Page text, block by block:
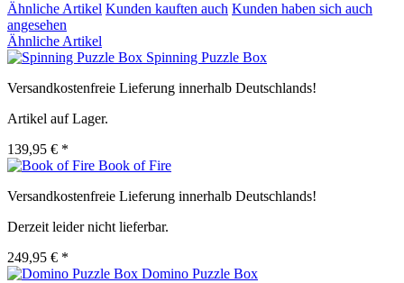
Ähnliche Artikel Kunden kauften auch Kunden haben sich auch
angesehen
Ähnliche Artikel
Spinning Puzzle Box
Versandkostenfreie Lieferung innerhalb Deutschlands!
Artikel auf Lager.
139,95 € *
Book of Fire
Versandkostenfreie Lieferung innerhalb Deutschlands!
Derzeit leider nicht lieferbar.
249,95 € *
Domino Puzzle Box